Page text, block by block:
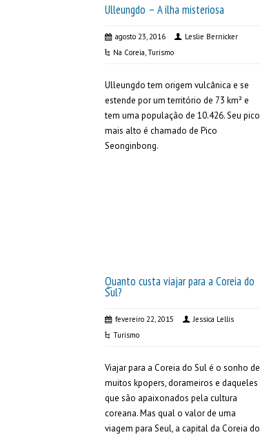
Ulleungdo – A ilha misteriosa
agosto 23, 2016
Leslie Bernicker
Na Coreia,Turismo
Ulleungdo tem origem vulcânica e se
estende por um território de 73 km² e
tem uma população de 10.426. Seu pico
mais alto é chamado de Pico
Seonginbong.
Quanto custa viajar para a Coreia do
Sul?
fevereiro 22, 2015
Jessica Lellis
Turismo
Viajar para a Coreia do Sul é o sonho de
muitos kpopers, dorameiros e daqueles
que são apaixonados pela cultura
coreana. Mas qual o valor de uma
viagem para Seul, a capital da Coreia do